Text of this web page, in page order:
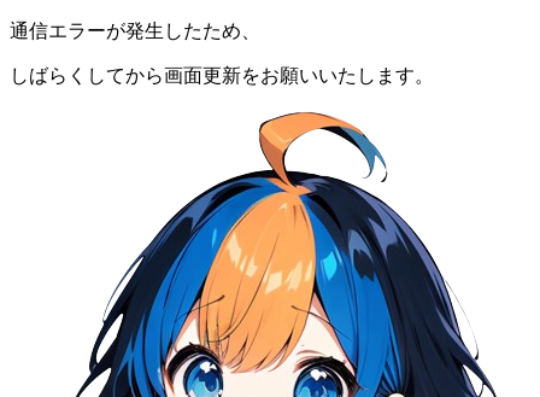
通信エラーが発生したため、
しばらくしてから画面更新をお願いいたします。